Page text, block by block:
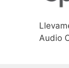
Audio